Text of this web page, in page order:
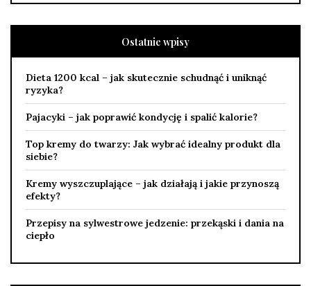
Ostatnie wpisy
Dieta 1200 kcal – jak skutecznie schudnąć i uniknąć
ryzyka?
Pajacyki – jak poprawić kondycję i spalić kalorie?
Top kremy do twarzy: Jak wybrać idealny produkt dla
siebie?
Kremy wyszczuplające – jak działają i jakie przynoszą
efekty?
Przepisy na sylwestrowe jedzenie: przekąski i dania na
ciepło